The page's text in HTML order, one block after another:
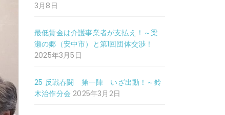
3月8日
最低賃金は介護事業者が支払え！～梁
瀬の郷（安中市）と第1回団体交渉！
2025年3月5日
25 反戦春闘 第一陣 いざ出動！～鈴
木治作分会 2025年3月2日